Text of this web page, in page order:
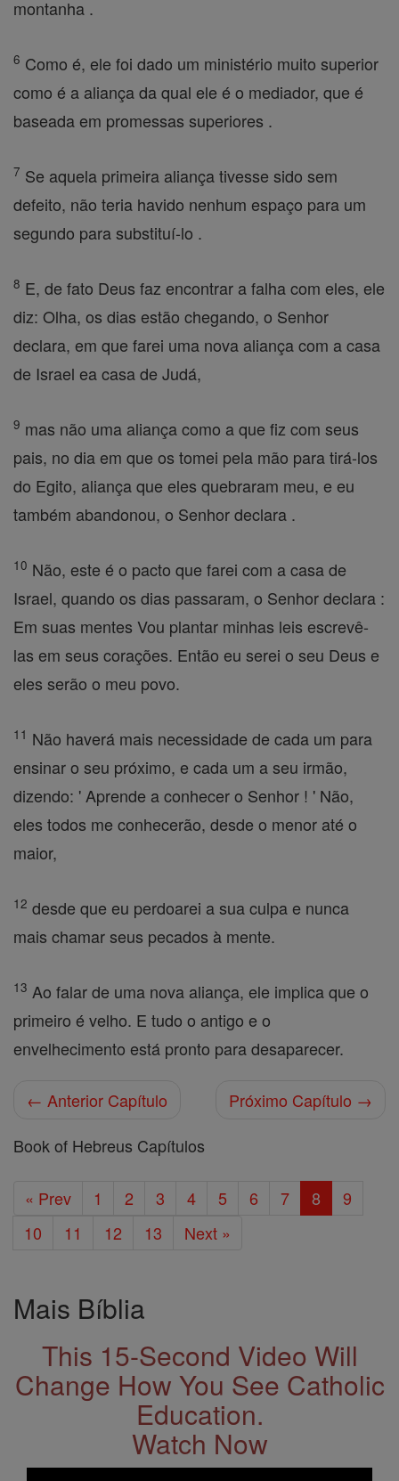
montanha .
6 Como é, ele foi dado um ministério muito superior
como é a aliança da qual ele é o mediador, que é
baseada em promessas superiores .
7 Se aquela primeira aliança tivesse sido sem
defeito, não teria havido nenhum espaço para um
segundo para substituí-lo .
8 E, de fato Deus faz encontrar a falha com eles, ele
diz: Olha, os dias estão chegando, o Senhor
declara, em que farei uma nova aliança com a casa
de Israel ea casa de Judá,
9 mas não uma aliança como a que fiz com seus
pais, no dia em que os tomei pela mão para tirá-los
do Egito, aliança que eles quebraram meu, e eu
também abandonou, o Senhor declara .
10 Não, este é o pacto que farei com a casa de
Israel, quando os dias passaram, o Senhor declara :
Em suas mentes Vou plantar minhas leis escrevê-
las em seus corações. Então eu serei o seu Deus e
eles serão o meu povo.
11 Não haverá mais necessidade de cada um para
ensinar o seu próximo, e cada um a seu irmão,
dizendo: ' Aprende a conhecer o Senhor ! ' Não,
eles todos me conhecerão, desde o menor até o
maior,
12 desde que eu perdoarei a sua culpa e nunca
mais chamar seus pecados à mente.
13 Ao falar de uma nova aliança, ele implica que o
primeiro é velho. E tudo o antigo e o
envelhecimento está pronto para desaparecer.
← Anterior Capítulo
Próximo Capítulo →
Book of Hebreus Capítulos
« Prev 1 2 3 4 5 6 7 8
9
10
11 12 13 Next »
Mais Bíblia
This 15-Second Video Will
Change How You See Catholic
Education.
Watch Now